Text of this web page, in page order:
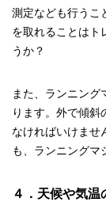
測定なども行うこ
を取れることはト
うか？
また、ランニン
ります。外で傾斜
なければいけませ
も、ランニングマ
４．天候や気